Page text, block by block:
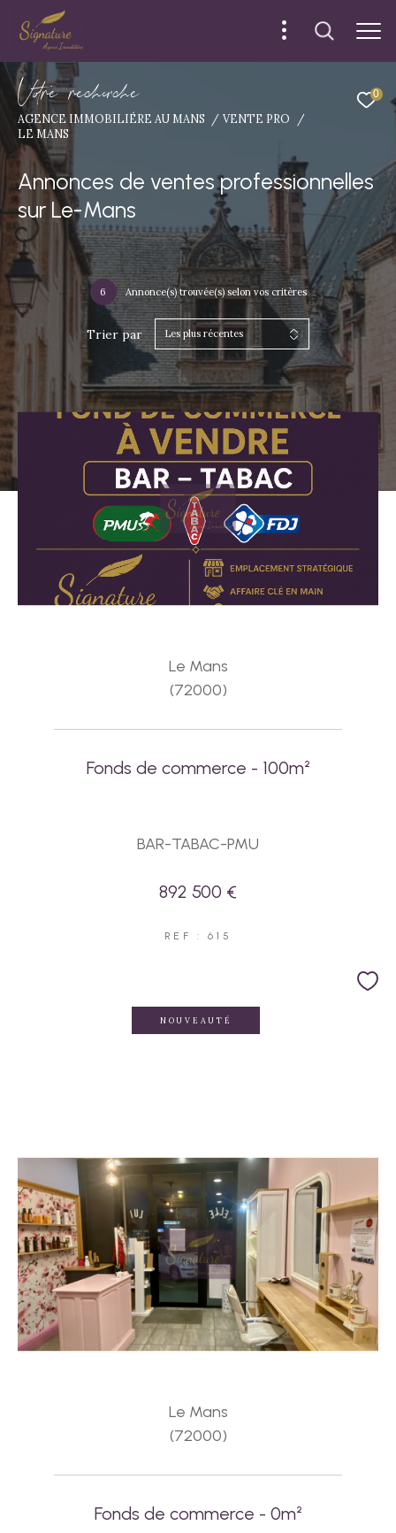
0
Vore recece
AGENCE IMMOBILIÉRE AU MANS
VENTE PRO
LE MANS
Annonces de ventes professionnelles
sur Le-Mans
6 Annonce(s) trouvée(s) selon vos critères
Trier par Les plus récentes
Le Mans
(72000)
Fonds de commerce - 100m²
BAR-TABAC-PMU
892 500 €
REF : 615
NOUVEAUTÉ
Le Mans
(72000)
Fonds de commerce - 0m²